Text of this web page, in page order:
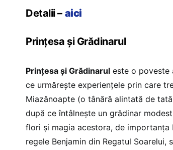
Detalii – aici
Prințesa și Grădinarul
Prințesa și Grădinarul este o poveste
ce urmărește experiențele prin care
Miazănoapte (o tânără alintată de
după ce întâlnește un grădinar
flori și magia acestora, de
regele Benjamin din Regatul